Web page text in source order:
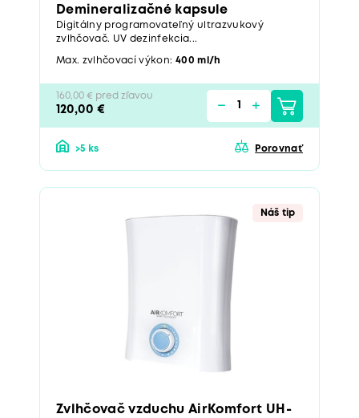
Demineralizačné kapsule
Digitálny programovateľný ultrazvukový
zvlhčovač. UV dezinfekcia...
Max. zvlhčovací výkon: 400 ml/h
160,00 € pred zľavou
120,00 €
>5 ks Porovnať
Náš tip
Zvlhčovač vzduchu AirKomfort UH-